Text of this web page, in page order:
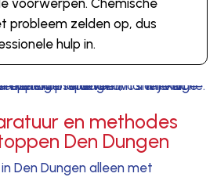
voorwerpen. Chemische
probleem zelden op, dus
hulp in.
en methodes
Den Dungen
Den Dungen alleen met